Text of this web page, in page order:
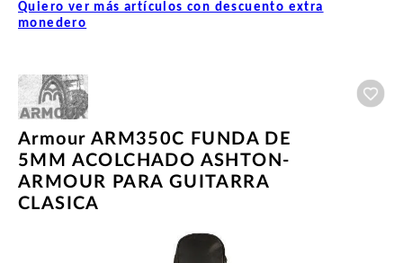
Quiero ver más artículos con descuento extra
monedero
Armour ARM350C FUNDA DE
5MM ACOLCHADO ASHTON-
ARMOUR PARA GUITARRA
CLASICA